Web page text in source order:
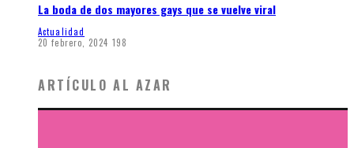
La boda de dos mayores gays que se vuelve viral
Actualidad
20 febrero, 2024 198
ARTÍCULO AL AZAR